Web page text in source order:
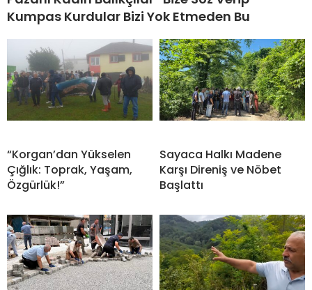
Kumpas Kurdular Bizi Yok Etmeden Bu
“Korgan’dan Yükselen
Çığlık: Toprak, Yaşam,
Özgürlük!”
Sayaca Halkı Madene
Karşı Direniş ve Nöbet
Başlattı